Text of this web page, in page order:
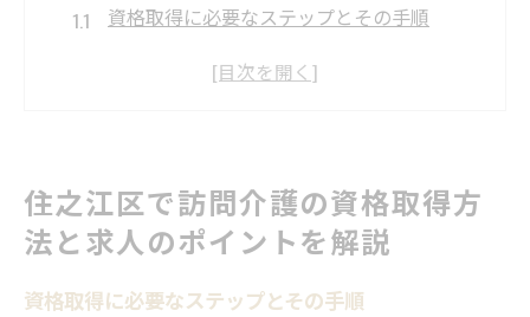
資格取得に必要なステップとその手順
住之江区の求人情報を効率よく探す方法
資格取得後のキャリア形成
訪問介護のキャリアを住之江区でスタートさせ
るための資格情報
住之江区で訪問介護の資格取得方
法と求人のポイントを解説
資格取得に必要なステップとその手順